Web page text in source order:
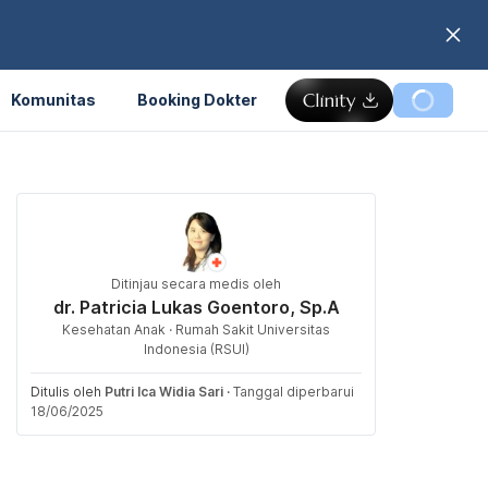
Komunitas Booking Dokter
Ditinjau secara medis oleh
dr. Patricia Lukas Goentoro, Sp.A
Kesehatan Anak · Rumah Sakit Universitas
Indonesia (RSUI)
Ditulis oleh Putri Ica Widia Sari · Tanggal diperbarui
18/06/2025